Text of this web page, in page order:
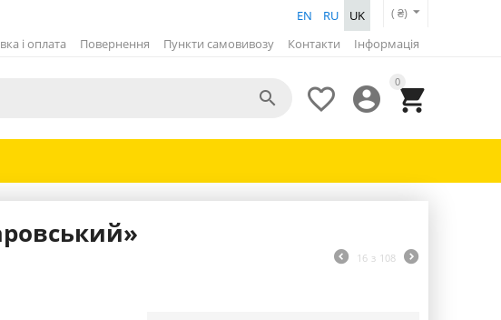
( ₴)
EN RU
UK
і оплата Повернення Пункти самовивозу Контакти Інформація
0




16 з 108